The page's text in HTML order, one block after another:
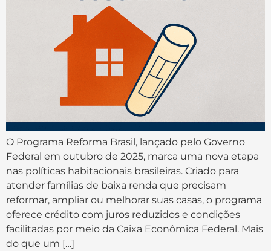
O Programa Reforma Brasil, lançado pelo Governo
Federal em outubro de 2025, marca uma nova etapa
nas políticas habitacionais brasileiras. Criado para
atender famílias de baixa renda que precisam
reformar, ampliar ou melhorar suas casas, o programa
oferece crédito com juros reduzidos e condições
facilitadas por meio da Caixa Econômica Federal. Mais
do que um […]